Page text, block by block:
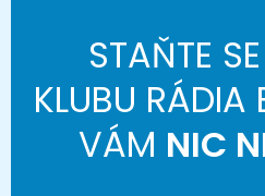
STAŇTE
KLUBU RÁDIA
VÁM NIC